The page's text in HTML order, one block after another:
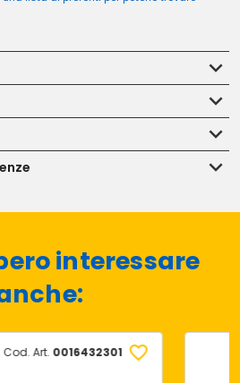
interessare
Cod. Art. 0016432301